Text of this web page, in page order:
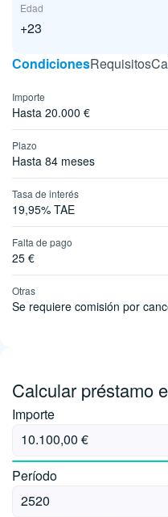
Edad
+23
СondicionesRequisitos
Importe
Hasta 20.000 €
Plazo
Hasta 84 meses
Tasa de interés
19,95% TAE
Falta de pago
25 €
Otras
Se requiere comisión por
Calcular préstamo
Importe
Período